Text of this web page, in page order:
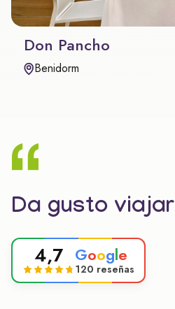
Don Pancho
Benidorm
Da gusto viajar
4,7 Google
120 reseñas